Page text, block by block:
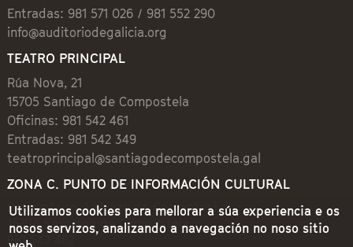
Entradas: 981 571 026 / 981 552 290
info@auditoriodegalicia.org
TEATRO PRINCIPAL
Rúa Nova, 21
15705 Santiago de Compostela
Oficinas: 981 542 461
Entradas: 981 542 349
teatroprincipal@santiagodecompostela.gal
ZONA C. PUNTO DE INFORMACIÓN CULTURAL
Preguntoiro, 1 (Praza de Cervantes)
15704 Santiago de Compostela
981 542 462
Utilizamos cookies para mellorar a súa experiencia e os
nosos servizos, analizando a navegación no noso sitio